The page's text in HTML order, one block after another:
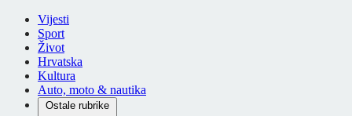
Vijesti
Sport
Život
Hrvatska
Kultura
Auto, moto & nautika
Ostale rubrike